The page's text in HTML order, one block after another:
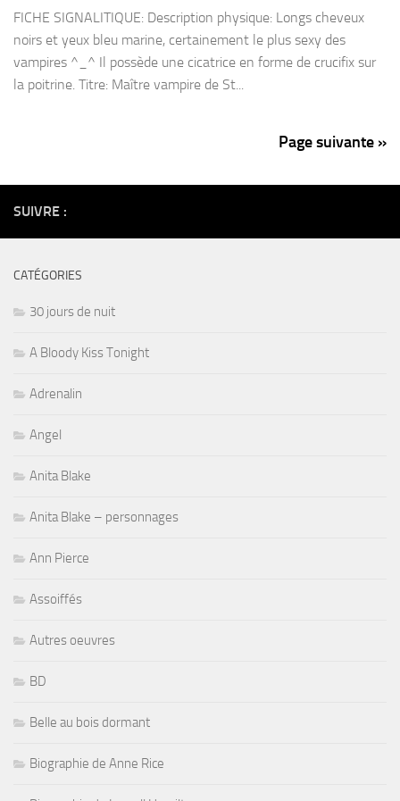
FICHE SIGNALITIQUE: Description physique: Longs cheveux
noirs et yeux bleu marine, certainement le plus sexy des
vampires ^_^ Il possède une cicatrice en forme de crucifix sur
la poitrine. Titre: Maître vampire de St...
Page suivante »
SUIVRE :
CATÉGORIES
30 jours de nuit
A Bloody Kiss Tonight
Adrenalin
Angel
Anita Blake
Anita Blake – personnages
Ann Pierce
Assoiffés
Autres oeuvres
BD
Belle au bois dormant
Biographie de Anne Rice